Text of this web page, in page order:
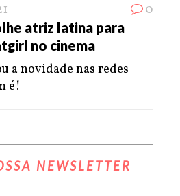
0
atriz latina para
no cinema
a novidade nas redes
é!
NEWSLETTER